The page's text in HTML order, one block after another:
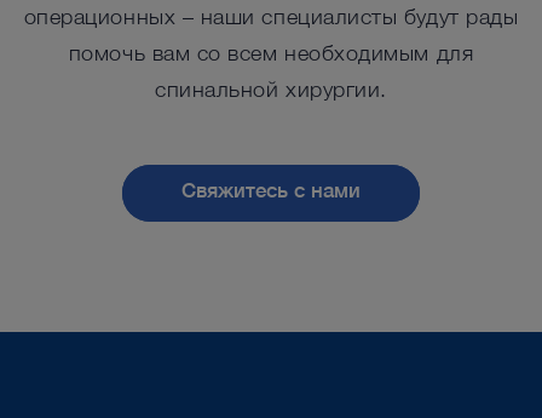
операционных – наши специалисты будут рады
помочь вам со всем необходимым для
спинальной хирургии.
Свяжитесь с нами